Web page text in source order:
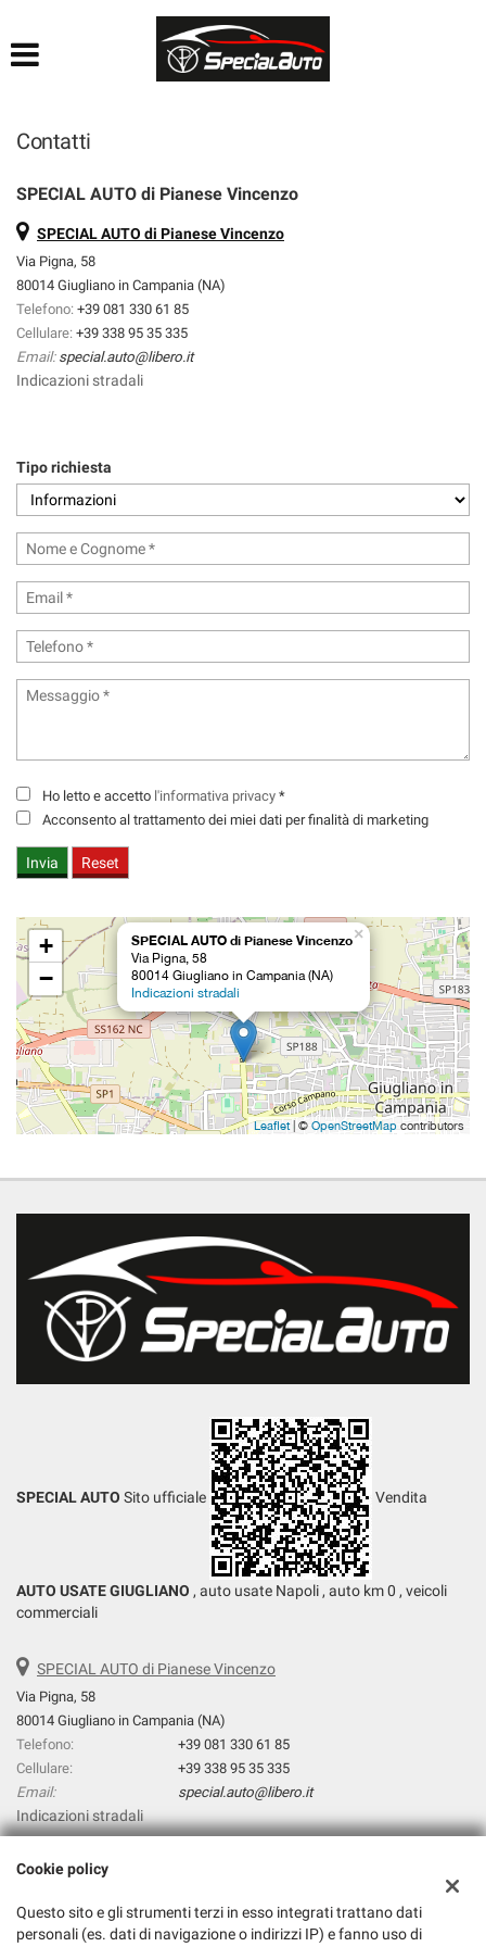
FINANZIAMENTI
PRATICHE AUTO
CONTATTI
SEGUICI SU FACEBOOK
Contatti
SPECIAL AUTO di Pianese Vincenzo
SPECIAL AUTO di Pianese Vincenzo
Via Pigna, 58
80014 Giugliano in Campania (NA)
Telefono: +39 081 330 61 85
Cellulare: +39 338 95 35 335
Email: special.auto@libero.it
Indicazioni stradali
Tipo richiesta
Ho letto e accetto l'informativa privacy *
Acconsento al trattamento dei miei dati per finalità di marketing
SPECIAL AUTO di Pianese Vincenzo
Via Pigna, 58
80014 Giugliano in Campania (NA)
Indicazioni stradali
×
+
−
Leaflet| © OpenStreetMap contributors
SPECIAL AUTO Sito ufficiale Vendita
AUTO USATE GIUGLIANO , auto usate Napoli , auto km 0 , veicoli
commerciali
SPECIAL AUTO di Pianese Vincenzo
Via Pigna, 58
80014 Giugliano in Campania (NA)
Telefono:
+39 081 330 61 85
Cellulare:
+39 338 95 35 335
Email:
special.auto@libero.it
Indicazioni stradali
Special Auto di Pianese Vincenzo
Via prolungamento Pigna, 31, Giugliano in Campania (NA)
Cookie policy
Questo sito e gli strumenti terzi in esso integrati trattano dati
personali (es. dati di navigazione o indirizzi IP) e fanno uso di